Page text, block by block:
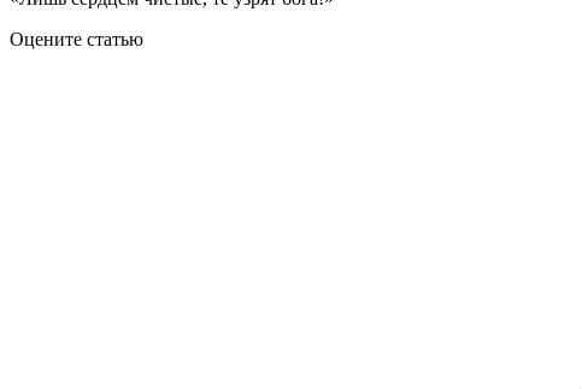
Оцените статью